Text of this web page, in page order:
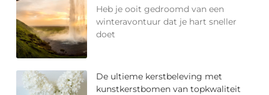
Heb je ooit gedroomd van een
winteravontuur dat je hart sneller
doet
De ultieme kerstbeleving met
kunstkerstbomen van topkwaliteit